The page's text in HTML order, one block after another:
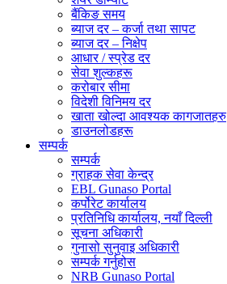
बैंकिङ समय
ब्याज दर – कर्जा तथा सापट
ब्याज दर – निक्षेप
आधार / स्प्रेड दर
सेवा शुल्कहरू
करोबार सीमा
विदेशी विनिमय दर
खाता खोल्दा आवश्यक कागजातहरु
डाउनलोडहरू
सम्पर्क
सम्पर्क
ग्राहक सेवा केन्द्र
EBL Gunaso Portal
कर्पोरेट कार्यालय
प्रतिनिधि कार्यालय, नयाँ दिल्ली
सूचना अधिकारी
गुनासो सुनुवाइ अधिकारी
सम्पर्क गर्नुहोस
NRB Gunaso Portal